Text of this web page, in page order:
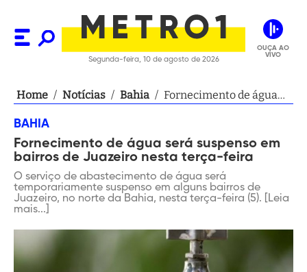
Segunda-feira, 10 de agosto de 2026
OUÇA AO
VIVO
Home / Notícias / Bahia / Fornecimento de água
nesta terça-feira
BAHIA
Fornecimento de água será suspenso em
bairros de Juazeiro nesta terça-feira
O serviço de abastecimento de água será
temporariamente suspenso em alguns bairros de
Juazeiro, no norte da Bahia, nesta terça-feira (5). [Leia
mais...]